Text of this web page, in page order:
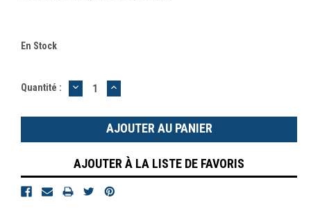
En Stock
Quantité : DIMINUER
LA
:
AUGMENTER
LA
:
AJOUTER À LA LISTE DE FAVORIS